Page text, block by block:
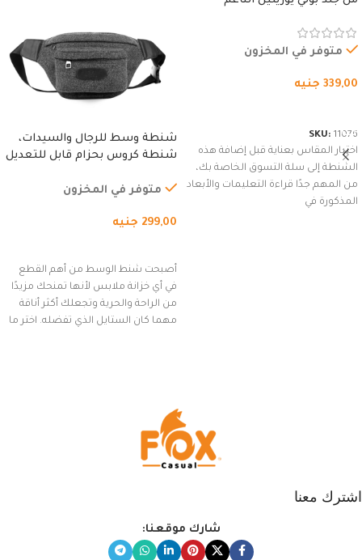
وسوستة.
متوفر في المخزون
339,00 جنيه
SKU: 11076
اختيار المقاس بعناية قبل إضافة هذه
الشنطة إلى سلة التسوق الخاصة بك،
من المهم جدًا قراءة التعليمات والأبعاد
المذكورة في
شنطة وسط للرجال والسيدات،
شنطة كروس بحزام قابل للتعديل
السفر، الجري العادي، المشي
(رمادي)
متوفر في المخزون
299,00 جنيه
أصبحت شنط الوسط من أهم القطع
في أي خزانة ملابس لأنها تمنحك مزيدًا
من الراحة والحرية وتجعلك أكثر أناقة
مهما كان الستايل الذي تفضله. اختر ما
اشترك معنا
شارك موقعنا: